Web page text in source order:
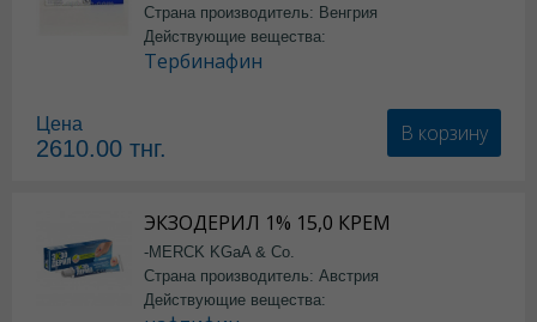
Страна производитель: Венгрия
Действующие вещества:
Тербинафин
Цена
2610.00 тнг.
В корзину
ЭКЗОДЕРИЛ 1% 15,0 КРЕМ
-MERCK KGaA & Co.
Страна производитель: Австрия
Действующие вещества: